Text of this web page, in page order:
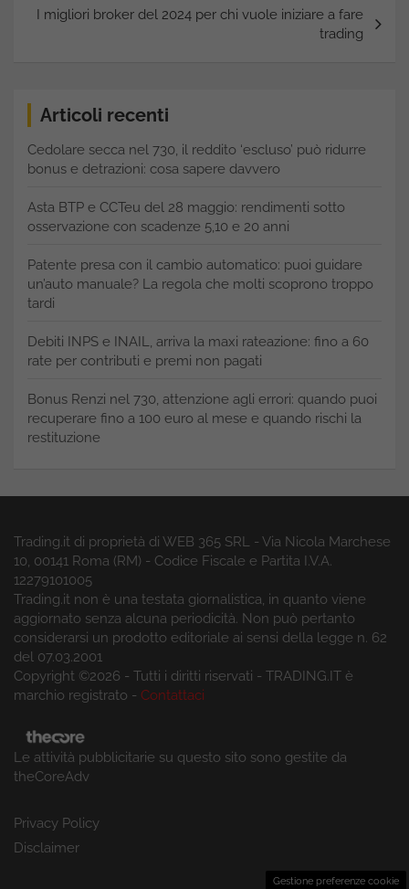
I migliori broker del 2024 per chi vuole iniziare a fare
trading
Articoli recenti
Cedolare secca nel 730, il reddito ‘escluso’ può ridurre
bonus e detrazioni: cosa sapere davvero
Asta BTP e CCTeu del 28 maggio: rendimenti sotto
osservazione con scadenze 5,10 e 20 anni
Patente presa con il cambio automatico: puoi guidare
un’auto manuale? La regola che molti scoprono troppo
tardi
Debiti INPS e INAIL, arriva la maxi rateazione: fino a 60
rate per contributi e premi non pagati
Bonus Renzi nel 730, attenzione agli errori: quando puoi
recuperare fino a 100 euro al mese e quando rischi la
restituzione
Trading.it di proprietà di WEB 365 SRL - Via Nicola Marchese
10, 00141 Roma (RM) - Codice Fiscale e Partita I.V.A.
12279101005
Trading.it non è una testata giornalistica, in quanto viene
aggiornato senza alcuna periodicità. Non può pertanto
considerarsi un prodotto editoriale ai sensi della legge n. 62
del 07.03.2001
Copyright ©2026 - Tutti i diritti riservati - TRADING.IT è
marchio registrato - Contattaci
Le attività pubblicitarie su questo sito sono gestite da
theCoreAdv
Privacy Policy
Disclaimer
Gestione preferenze cookie